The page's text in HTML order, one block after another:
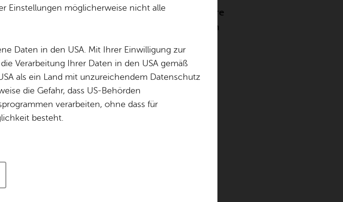
traditionellen Ablauf, der im Laufe der Jahre
gibt's alle Termine zum
im Wandel der Zeit:
Einstellungen möglicherweise nicht alle
Daten in den USA. Mit Ihrer Einwilligung zur
Verarbeitung Ihrer Daten in den USA gemäß
als ein Land mit unzureichendem Datenschutz
die Gefahr, dass US-Behörden
verarbeiten, ohne dass für
besteht.